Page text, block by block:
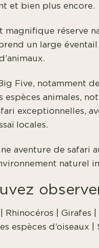
et bien plus encore.
magnifique réserve
un large
Five, notamment
animales,
exceptionnelles,
locales.
aventure de safari
naturel
| Girafes
espèces d’oiseaux |